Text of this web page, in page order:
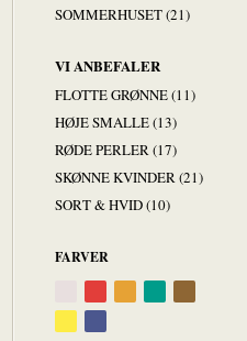
SOMMERHUSET (21)
VI ANBEFALER
FLOTTE GRØNNE (11)
HØJE SMALLE (13)
RØDE PERLER (17)
SKØNNE KVINDER (21)
SORT & HVID (10)
FARVER